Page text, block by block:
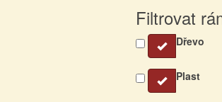
Filtrovat
Dřevo
Plast